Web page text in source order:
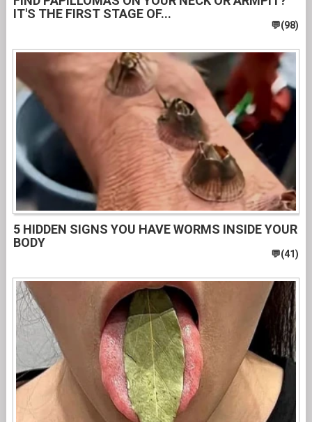
IT'S THE FIRST STAGE OF...
5 HIDDEN SIGNS YOU HAVE WORMS INSIDE YOUR
BODY